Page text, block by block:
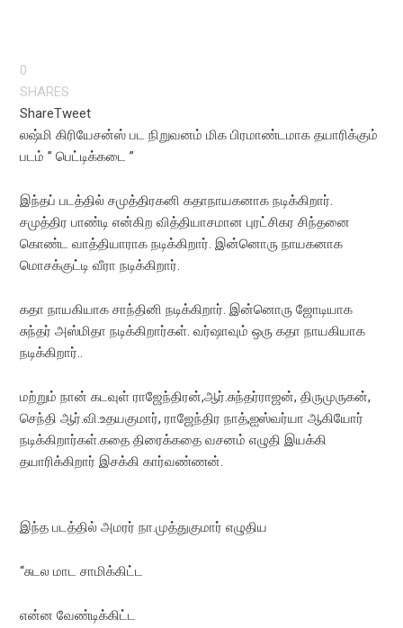
0
SHARES
ShareTweet
லஷ்மி கிரியேசன்ஸ் பட நிறுவனம் மிக பிரமாண்டமாக தயாரிக்கும்
படம் ” பெட்டிக்கடை ”
இந்தப் படத்தில் சமுத்திரகனி கதாநாயகனாக நடிக்கிறார்.
சமுத்திர பாண்டி என்கிற வித்தியாசமான புரட்சிகர சிந்தனை
கொண்ட வாத்தியாராக நடிக்கிறார். இன்னொரு நாயகனாக
மொசக்குட்டி வீரா நடிக்கிறார்.
கதா நாயகியாக சாந்தினி நடிக்கிறார். இன்னொரு ஜோடியாக
சுந்தர் அஸ்மிதா நடிக்கிறார்கள். வர்ஷாவும் ஒரு கதா நாயகியாக
நடிக்கிறார்..
மற்றும் நான் கடவுள் ராஜேந்திரன்,ஆர்.சுந்தர்ராஜன், திருமுருகன்,
செந்தி ஆர்.வி.உதயகுமார், ராஜேந்திர நாத்,ஐஸ்வர்யா ஆகியோர்
நடிக்கிறார்கள்.கதை திரைக்கதை வசனம் எழுதி இயக்கி
தயாரிக்கிறார் இசக்கி கார்வண்ணன்.
இந்த படத்தில் அமரர் நா.முத்துகுமார் எழுதிய
“சுடல மாட சாமிக்கிட்ட
என்ன வேண்டிக்கிட்ட